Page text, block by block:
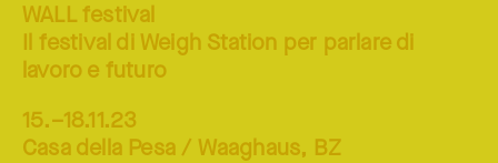
WALL festival
Il festival di Weigh Station per parlare di
lavoro e futuro
15.–18.11.23
Casa della Pesa / Waaghaus, BZ